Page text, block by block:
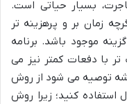
بسیار حیاتی است.
زمان بر و پرهزینه تر
موجود باشد. برنامه
تر با دفعات کمتر نیز می
توصیه می شود از روش
استفاده کنید؛ زیرا روش